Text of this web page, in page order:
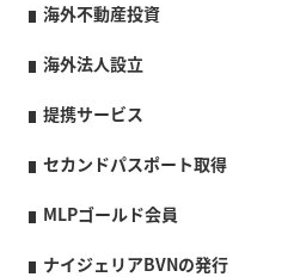
海外不動産投資
海外法人設立
提携サービス
セカンドパスポート取得
MLPゴールド会員
ナイジェリアBVNの発行